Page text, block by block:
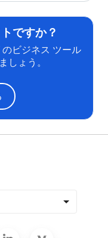
ですか？
ビジネス ツール
しょう。